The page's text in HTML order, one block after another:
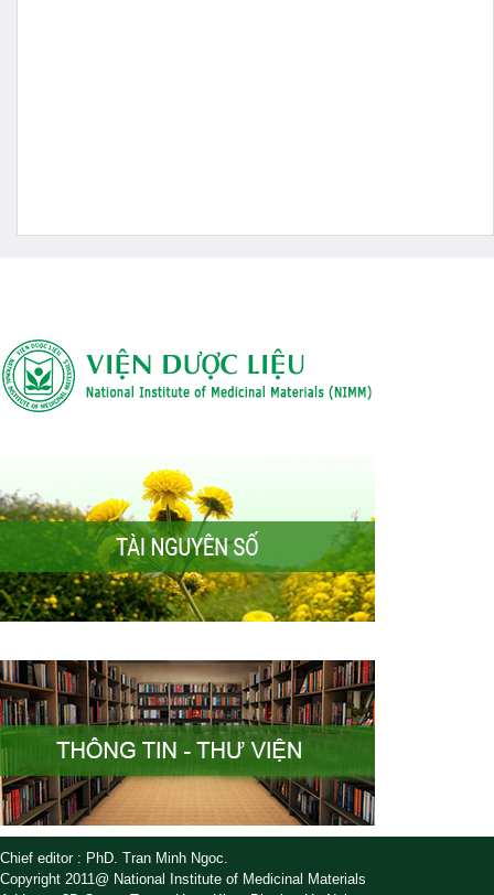
Chief editor : PhD. Tran Minh Ngoc.
Copyright 2011@ National Institute of Medicinal Materials